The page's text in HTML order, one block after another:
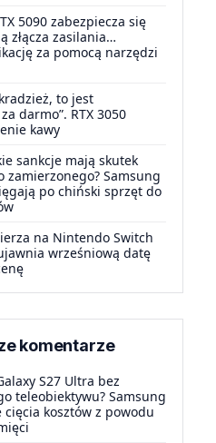
5090 zabezpiecza się
złącza zasilania…
za pomocą narzędzi
to jest
darmo”. RTX 3050
kawy
sankcje mają skutek
zamierzonego? Samsung
po chiński sprzęt do
na Nintendo Switch
wrześniową datę
komentarze
S27 Ultra bez
teleobiektywu? Samsung
cięcia kosztów z powodu